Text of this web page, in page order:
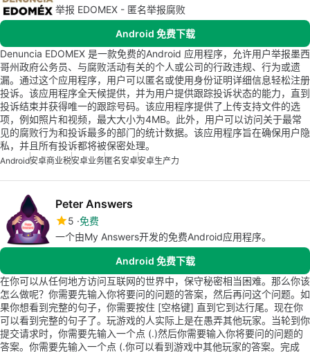
举报 EDOMEX - 匿名举报腐败
Android 免费下载
Denuncia EDOMEX 是一款免费的Android 应用程序，允许用户举报墨西
哥州政府公务员、与腐败活动有关的个人或公司的行政违规、行为或遗
漏。通过这个应用程序，用户可以匿名或使用身份证明详细信息轻松注册
投诉。该应用程序全天候提供，并为用户提供跟踪投诉状态的能力，直到
投诉结束并获得唯一的跟踪号码。该应用程序提供了上传支持文件的选
项，例如照片和视频，最大大小为4MB。此外，用户可以访问关于最常
见的腐败行为和投诉最多的部门的统计数据。该应用程序旨在确保用户隐
私，并且所有投诉都将被保密处理。
Android安卓商业税安卓业务匿名安卓安卓生产力
Peter Answers
5 免费
一个由My Answers开发的免费Android应用程序。
Android 免费下载
在你可以从任何地方访问互联网的世界中，保守秘密相当困难。那么你该
怎么做呢？你需要先输入你将要问的问题的答案，然后再问这个问题。如
果你想看到完整的句子，你需要按住 [空格键] 直到它到达行尾。现在你
可以看到完整的句子了。玩游戏的人实际上是在愚弄其他玩家。当轮到你
提交请求时，你需要先输入一个点 (.)然后你需要输入你将要问的问题的
答案。你需要先输入一个点 (.你可以看到游戏中其他玩家的答案。完成